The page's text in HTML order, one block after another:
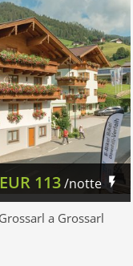
EUR 113/notte
a Grossarl